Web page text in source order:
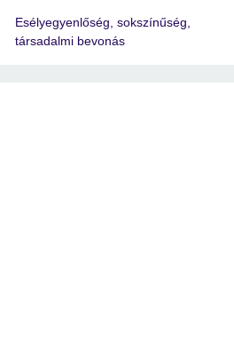
Esélyegyenlőség, sokszínűség,
társadalmi bevonás